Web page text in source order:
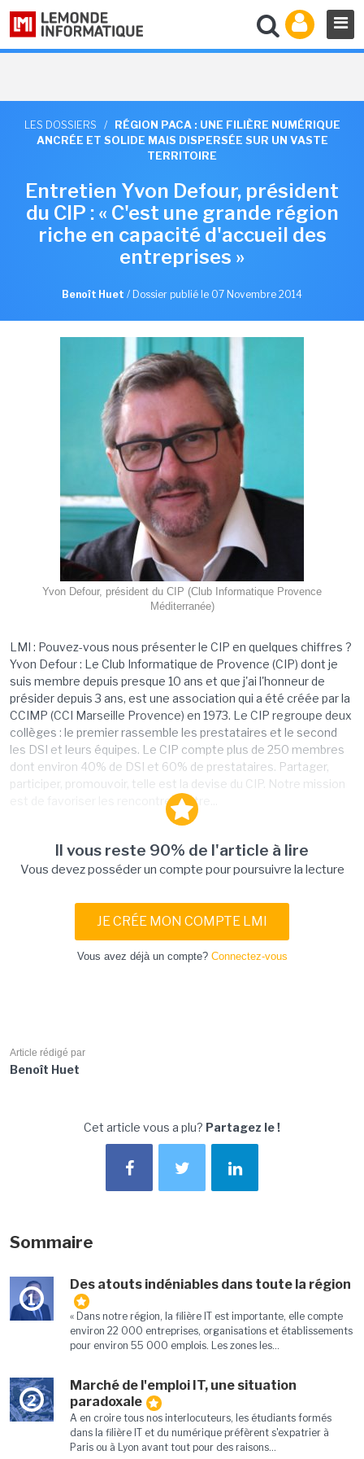
LES DOSSIERS /
RÉGION PACA : UNE FILIÈRE NUMÉRIQUE
ANCRÉE ET SOLIDE MAIS DISPERSÉE SUR UN VASTE
TERRITOIRE
Entretien Yvon Defour, président
du CIP : « C'est une grande région
riche en capacité d'accueil des
entreprises »
Benoît Huet / Dossier publié le 07 Novembre 2014
Yvon Defour, président du CIP (Club Informatique Provence
Méditerranée)
LMI : Pouvez-vous nous présenter le CIP en quelques chiffres ?
Yvon Defour : Le Club Informatique de Provence (CIP) dont je
suis membre depuis presque 10 ans et que j'ai l'honneur de
présider depuis 3 ans, est une association qui a été créée par la
CCIMP (CCI Marseille Provence) en 1973. Le CIP regroupe deux
collèges : le premier rassemble les prestataires et le second
les DSI et leurs équipes. Le CIP compte plus de 250 membres
dont environ 40% de DSI et 60% de prestataires. Partager,
participer, promouvoir, telle est la devise du CIP. Notre mission
est de favoriser les rencontres entre...
Il vous reste 90% de l'article à lire
Vous devez posséder un compte pour poursuivre la lecture
JE CRÉE MON COMPTE LMI
Vous avez déjà un compte? Connectez-vous
Article rédigé par
Benoît Huet
Cet article vous a plu? Partagez le !
Sommaire
1
Des atouts indéniables dans toute la région
« Dans notre région, la filière IT est importante, elle compte
environ 22 000 entreprises, organisations et établissements
pour environ 55 000 emplois. Les zones les...
2
Marché de l'emploi IT, une situation
paradoxale
A en croire tous nos interlocuteurs, les étudiants formés
dans la filière IT et du numérique préfèrent s'expatrier à
Paris ou à Lyon avant tout pour des raisons...